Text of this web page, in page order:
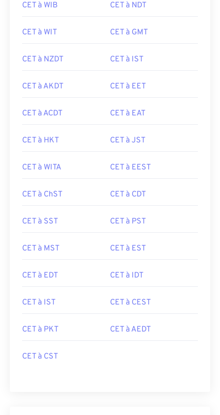
CET à WIB CET à NDT
CET à WIT CET à GMT
CET à NZDT CET à IST
CET à AKDT CET à EET
CET à ACDT CET à EAT
CET à HKT CET à JST
CET à WITA CET à EEST
CET à ChST CET à CDT
CET à SST CET à PST
CET à MST CET à EST
CET à EDT CET à IDT
CET à IST CET à CEST
CET à PKT CET à AEDT
CET à CST